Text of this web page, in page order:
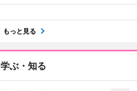
もっと見る
学ぶ・知る